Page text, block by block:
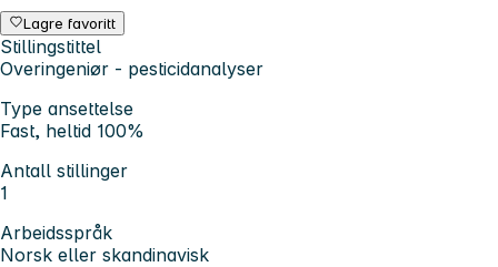
Lagre favoritt
Stillingstittel
Overingeniør - pesticidanalyser
Type ansettelse
Fast, heltid 100%
Antall stillinger
1
Arbeidsspråk
Norsk eller skandinavisk